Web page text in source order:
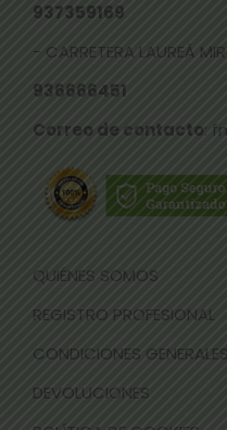
937359169
- CARRETERA LAUREÀ
936666451
Correo de contacto:
QUIÉNES SOMOS
REGISTRO PROFESIONAL
CONDICIONES
DEVOLUCIONES